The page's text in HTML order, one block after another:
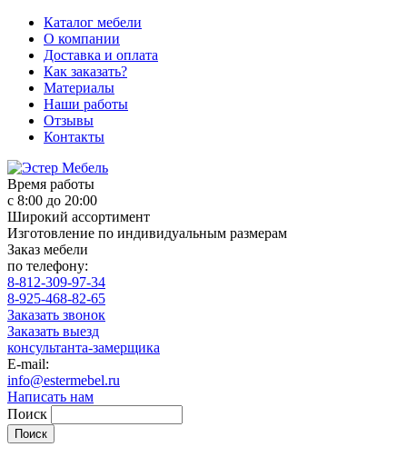
Каталог мебели
О компании
Доставка и оплата
Как заказать?
Материалы
Наши работы
Отзывы
Контакты
Время работы
с 8:00 до 20:00
Широкий ассортимент
Изготовление по индивидуальным размерам
Заказ мебели
по телефону:
8-812-309-97-34
8-925-468-82-65
Заказать звонок
Заказать выезд
консультанта-замерщика
E-mail:
info@estermebel.ru
Написать нам
Поиск